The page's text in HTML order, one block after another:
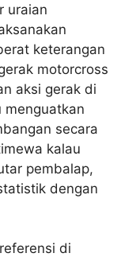
uraian
keterangan
motorcross
aksi gerak di
menguatkan
secara
kalau
pembalap,
dengan
di